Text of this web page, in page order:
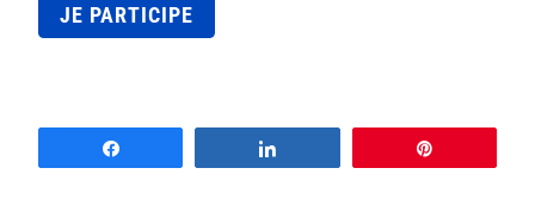
JE PARTICIPE